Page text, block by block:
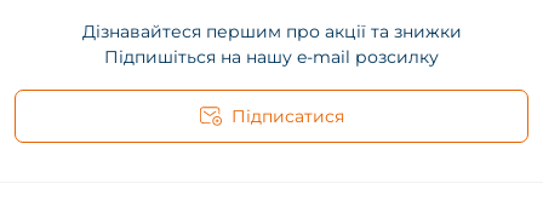
Дізнавайтеся першим про акції та знижки
Підпишіться на нашу e-mail розсилку
Підписатися